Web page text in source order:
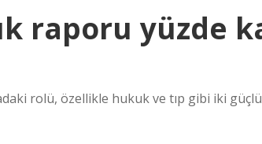
raporu yüzde
rolü, özellikle hukuk ve tıp gibi iki